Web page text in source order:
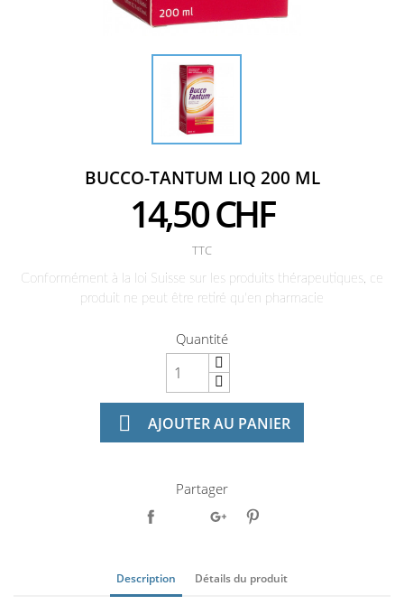
BUCCO-TANTUM LIQ 200 ML
14,50 CHF
TTC
Conformément à la loi Suisse sur les produits thérapeutiques, ce
produit ne peut être retiré qu'en pharmacie
Quantité
 AJOUTER AU PANIER
Partager
Description Détails du produit